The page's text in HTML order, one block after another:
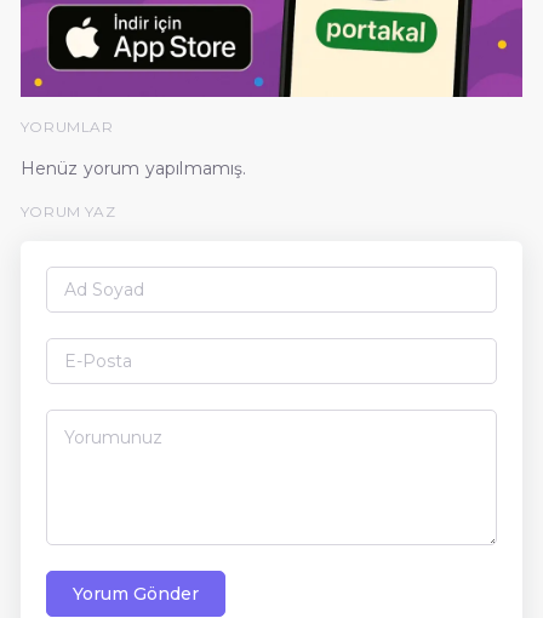
YORUMLAR
Henüz yorum yapılmamış.
YORUM YAZ
Yorum Gönder